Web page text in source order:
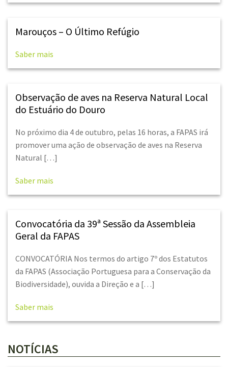
Marouços – O Último Refúgio
Saber mais
Observação de aves na Reserva Natural Local
do Estuário do Douro
No próximo dia 4 de outubro, pelas 16 horas, a FAPAS irá
promover uma ação de observação de aves na Reserva
Natural […]
Saber mais
Convocatória da 39ª Sessão da Assembleia
Geral da FAPAS
CONVOCATÓRIA Nos termos do artigo 7º dos Estatutos
da FAPAS (Associação Portuguesa para a Conservação da
Biodiversidade), ouvida a Direção e a […]
Saber mais
NOTÍCIAS